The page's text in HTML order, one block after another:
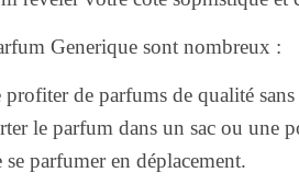
Generique sont nombreux :
de parfums de qualité sans
le parfum dans un sac ou une
parfumer en déplacement.